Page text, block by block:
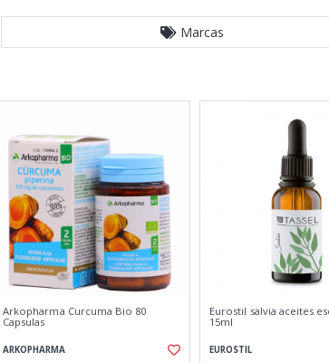
Marcas
Arkopharma Curcuma Bio 80
Capsulas
ARKOPHARMA
Eurostil salvia aceites
15ml
EUROSTIL